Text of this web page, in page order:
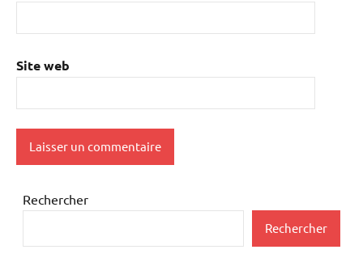
Site web
Rechercher
Rechercher